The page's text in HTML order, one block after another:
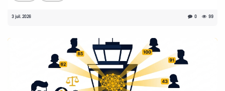
3 juil. 2026 0 99